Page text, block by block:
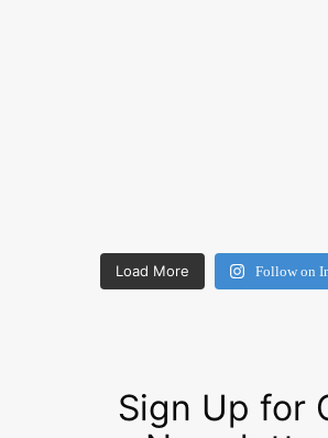
Load More Follow on
Sign Up for